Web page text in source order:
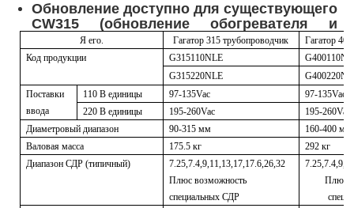
Ручная экструдерная машина
Станок для стыковой сварки с ЧПУ
Обновление доступно для существующего
CW315 (обновление обогревателя и
триммера может быть включено в
обновление)
Национальная сеть
Я его. Гагатор 315 трубопроводчик
Гагатор
Код продукции
G315110NLE
G315220NLE
Поставки
ввода
110 В единицы 97-135Vac
97-135Vac
220 В единицы
195-260Vac
195-260Vac
Диаметровый диапазон
90-315 мм
160-400 мм
Валовая масса
175.5 кг
292 кг
Диапазон СДР (типичный)
7.25,7.4,9,11,13,17,17.6,26,32
Плюс возможность
специальных СДР
Плюс